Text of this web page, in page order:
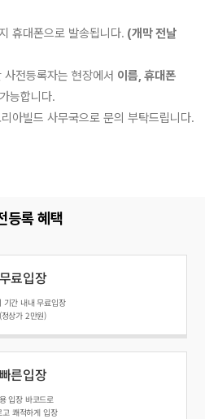
휴대폰으로 발송됩니다. (개막 전날
전등록자는 현장에서 이름, 휴대폰
능합니다.
아빌드 사무국으로 문의 부탁드립니다.
등록 혜택
무료입장
기간 내내 무료입장
(정상가 2만원)
빠른입장
입장 바코드로
고 쾌적하게 입장